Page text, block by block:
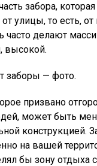
забора,
улицы, то есть, от
часто делают
высокой.
заборы — фото.
призвано
может быть
конструкцией.
на вашей
бы зону отдыха